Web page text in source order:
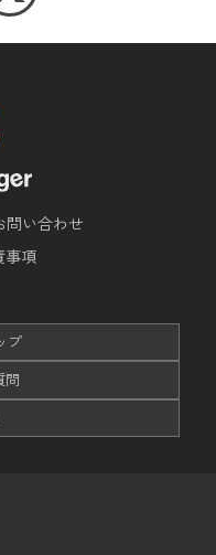
問い合わせ
事項
プ
問